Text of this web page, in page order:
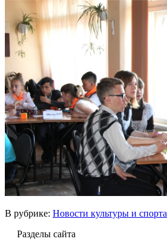
В рубрике: Новости культуры и спорта
Разделы сайта